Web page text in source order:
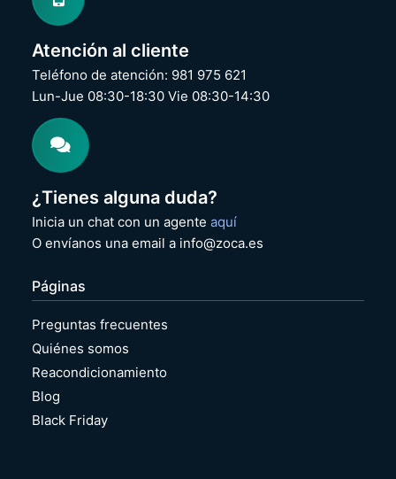
Atención al cliente
Teléfono de atención: 981 975 621
Lun-Jue 08:30-18:30 Vie 08:30-14:30
¿Tienes alguna duda?
Inicia un chat con un agenteaquí
O envíanos una email a info@zoca.es
Páginas
Preguntas frecuentes
Quiénes somos
Reacondicionamiento
Blog
Black Friday